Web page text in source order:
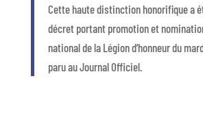
Cette haute distinction honorifiquea
décret portant promotion et
national de la Légion d’honneurdu
paru au Journal Officiel.